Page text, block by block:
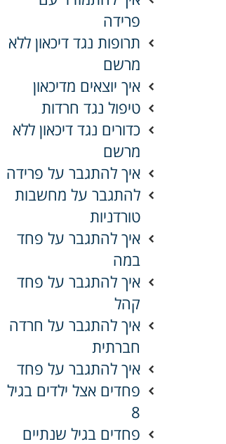
פרידה
תרופות נגד דיכאון ללא
מרשם
איך יוצאים מדיכאון
טיפול נגד חרדות
כדורים נגד דיכאון ללא
מרשם
איך להתגבר על פרידה
להתגבר על מחשבות
טורדניות
איך להתגבר על פחד
במה
איך להתגבר על פחד
קהל
איך להתגבר על חרדה
חברתית
איך להתגבר על פחד
פחדים אצל ילדים בגיל
8
פחדים בגיל שנתיים